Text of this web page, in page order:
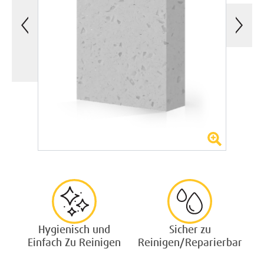
Hygienisch und
Einfach Zu Reinigen
Sicher zu
Reinigen/Reparierbar